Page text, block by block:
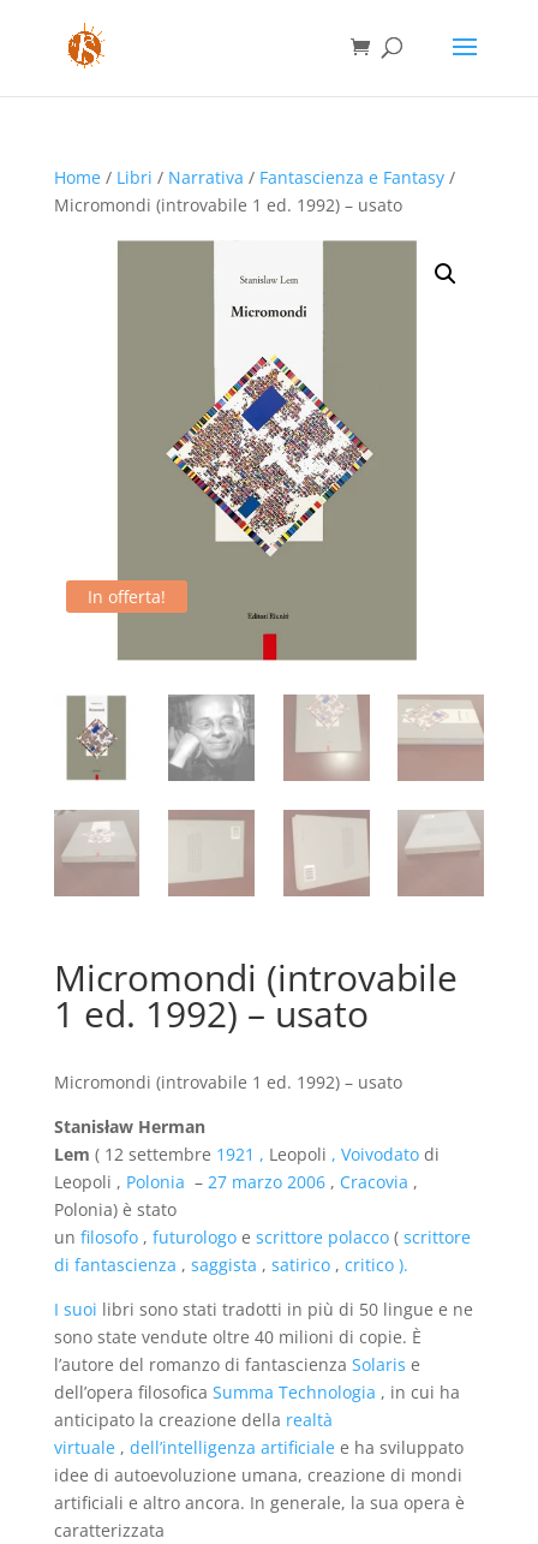
Home/ Libri / Narrativa / Fantascienza e Fantasy/
Micromondi (introvabile 1 ed. 1992) – usato
In offerta!
Micromondi (introvabile
1 ed. 1992) – usato
Micromondi (introvabile 1 ed. 1992) – usato
Stanisław Herman
Lem (12 settembre 1921 , Leopoli , Voivodatodi
Leopoli , Polonia – 27 marzo 2006, Cracovia ,
Polonia) è stato
un filosofo, futurologoe scrittore polacco( scrittore
di fantascienza , saggista , satirico, critico ).
I suoi libri sono stati tradotti in più di 50 lingue e ne
sono state vendute oltre 40 milioni di copie. È
l’autore del romanzo di fantascienza Solaris e
dell’opera filosofica Summa Technologia , in cui ha
anticipato la creazione della realtà
virtuale, dell’intelligenza artificialee ha sviluppato
idee di autoevoluzione umana, creazione di mondi
artificiali e altro ancora. In generale, la sua opera è
caratterizzata